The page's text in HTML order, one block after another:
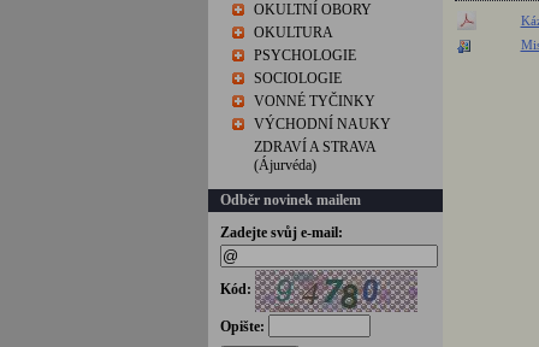
OKULTNÍ OBORY
OKULTURA
PSYCHOLOGIE
SOCIOLOGIE
VONNÉ TYČINKY
VÝCHODNÍ NAUKY
ZDRAVÍ A STRAVA
(Ájurvéda)
Odběr novinek mailem
Zadejte svůj e-mail:
Kód:
Opište: